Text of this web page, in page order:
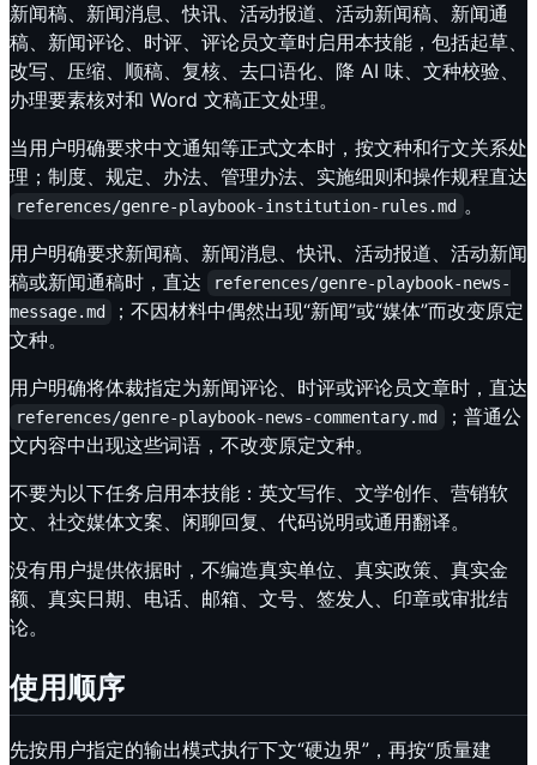
新闻稿、新闻消息、快讯、活动报道、活动新闻稿、新闻通
稿、新闻评论、时评、评论员文章时启用本技能，包括起草、
改写、压缩、顺稿、复核、去口语化、降 AI 味、文种校验、
办理要素核对和 Word 文稿正文处理。
当用户明确要求中文通知等正式文本时，按文种和行文关系处
理；制度、规定、办法、管理办法、实施细则和操作规程直达
references/genre-playbook-institution-rules.md 。
用户明确要求新闻稿、新闻消息、快讯、活动报道、活动新闻
稿或新闻通稿时，直达
references/genre-playbook-news-
message.md
；不因材料中偶然出现“新闻”或“媒体”而改变原定
文种。
用户明确将体裁指定为新闻评论、时评或评论员文章时，直达
references/genre-playbook-news-commentary.md
；普通公
文内容中出现这些词语，不改变原定文种。
不要为以下任务启用本技能：英文写作、文学创作、营销软
文、社交媒体文案、闲聊回复、代码说明或通用翻译。
没有用户提供依据时，不编造真实单位、真实政策、真实金
额、真实日期、电话、邮箱、文号、签发人、印章或审批结
论。
使用顺序
先按用户指定的输出模式执行下文“硬边界”，再按“质量建